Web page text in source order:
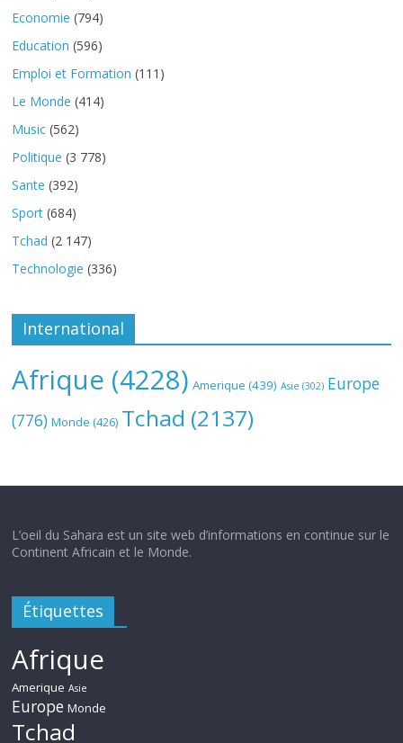
Economie (794)
Education (596)
Emploi et Formation (111)
Le Monde (414)
Music (562)
Politique (3 778)
Sante (392)
Sport (684)
Tchad (2 147)
Technologie (336)
International
Afrique (4228) Amerique (439) Asie (302) Europe
(776) Monde (426) Tchad (2137)
L’oeil du Sahara est un site web d’informations en continue sur le
Continent Africain et le Monde.
Étiquettes
Afrique
Amerique Asie
Europe Monde
Tchad